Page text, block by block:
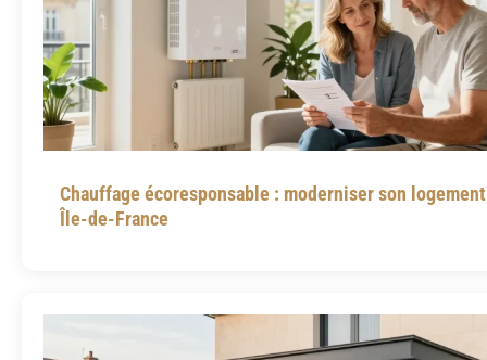
Chauffage écoresponsable : moderniser son
Île-de-France